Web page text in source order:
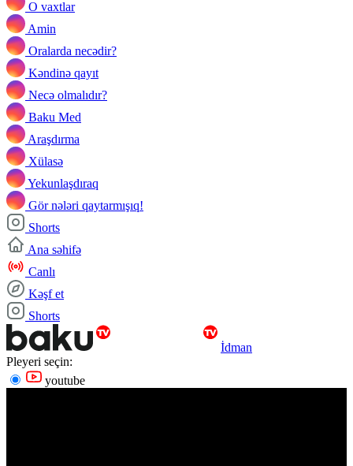
O vaxtlar
Amin
Oralarda necədir?
Kəndinə qayıt
Necə olmalıdır?
Baku Med
Araşdırma
Xülasə
Yekunlaşdıraq
Gör nələri qaytarmışıq!
Shorts
Ana səhifə
Canlı
Kəşf et
Shorts
İdman
Pleyeri seçin:
youtube